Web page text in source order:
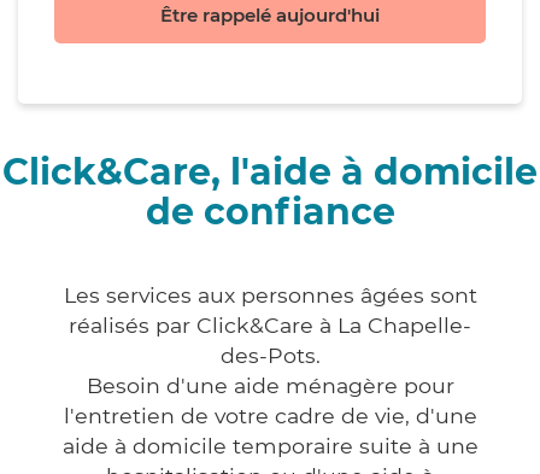
Être rappelé aujourd'hui
Click&Care, l'aide à domicile
de confiance
Les services aux personnes âgées sont
réalisés par Click&Care à La Chapelle-
des-Pots.
Besoin d'une aide ménagère pour
l'entretien de votre cadre de vie, d'une
aide à domicile temporaire suite à une